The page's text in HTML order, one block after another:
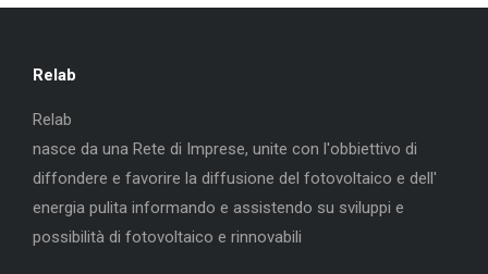
Relab
Relab
nasce da una Rete di Imprese, unite con l'obbiettivo di
diffondere e favorire la diffusione del fotovoltaico e dell'
energia pulita informando e assistendo su sviluppi e
possibilità di fotovoltaico e rinnovabili